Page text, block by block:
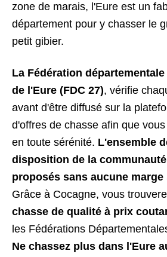
zone de marais, l'Eure est un
département pour y chasser le
petit gibier.
La Fédération
de l'Eure (FDC 27), vérifie
avant d'être diffusé sur la
d'offres de chasse afin que
en toute sérénité. L'ensemble
disposition de la
proposés sans aucune
Grâce à Cocagne, vous
chasse de qualité à prix
les Fédérations
Ne chassez plus dans l'Eure